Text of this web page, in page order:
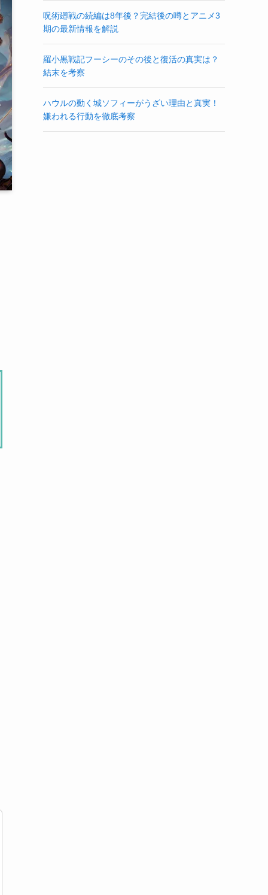
呪術廻戦の続編は8年後？完結後の噂とアニメ3
期の最新情報を解説
羅小黒戦記フーシーのその後と復活の真実は？
結末を考察
ハウルの動く城ソフィーがうざい理由と真実！
嫌われる行動を徹底考察